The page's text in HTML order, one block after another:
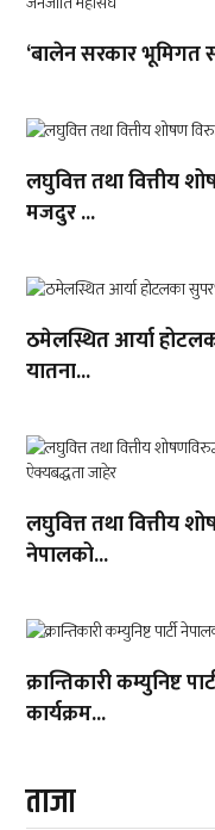
‘बालेन सरकार भूमिगत
लघुवित्त तथा वित्तीय
मजदुर ...
ठमेलस्थित आर्या
यातना...
लघुवित्त तथा वित्तीय
नेपालको...
क्रान्तिकारी कम्युनिष्ट
कार्यक्रम...
ताजा